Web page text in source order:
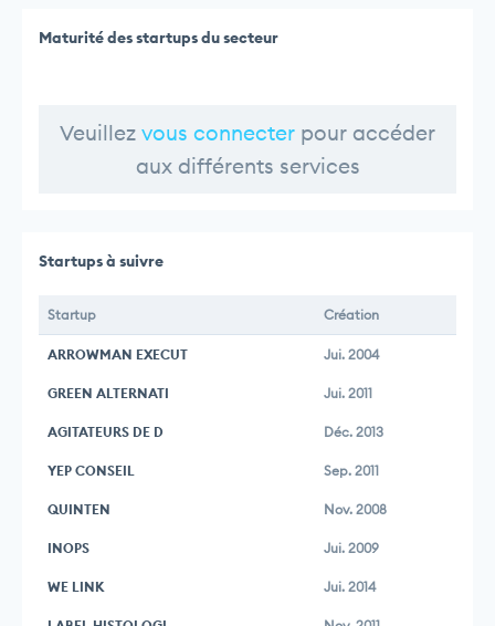
Maturité des startups du secteur
Veuillez vous connecter pour accéder
aux différents services
Startups à suivre
Startup Création
ARROWMAN EXECUT Jui. 2004
GREEN ALTERNATI Jui. 2011
AGITATEURS DE D Déc. 2013
YEP CONSEIL Sep. 2011
QUINTEN Nov. 2008
INOPS Jui. 2009
WE LINK Jui. 2014